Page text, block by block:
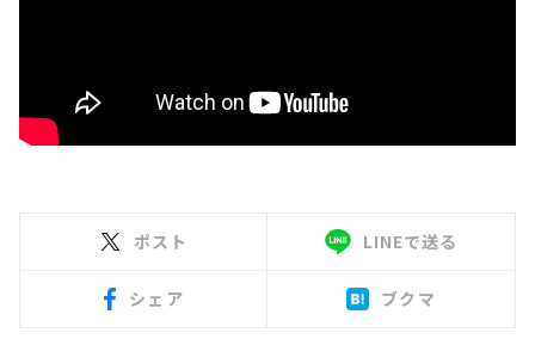
ポスト LINEで送る
シェア ブクマ